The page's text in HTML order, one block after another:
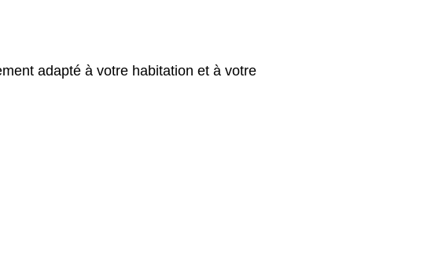
adapté à votre habitation et à votre